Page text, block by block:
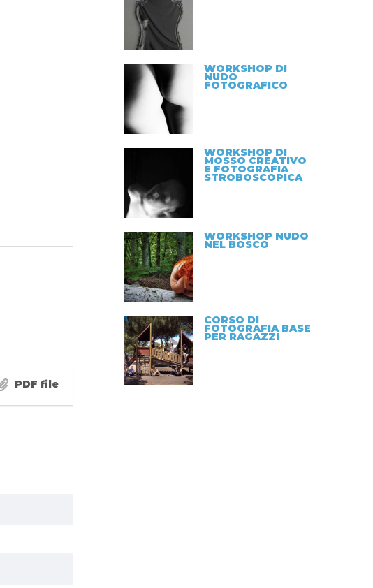
PDF file
WORKSHOP DI
NUDO
FOTOGRAFICO
WORKSHOP DI
MOSSO CREATIVO
E FOTOGRAFIA
STROBOSCOPICA
WORKSHOP NUDO
NEL BOSCO
CORSO DI
FOTOGRAFIA BASE
PER RAGAZZI